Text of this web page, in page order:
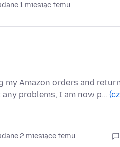
1 miesiąc temu
my Amazon orders and
problems, I am now p…
2 miesiące temu